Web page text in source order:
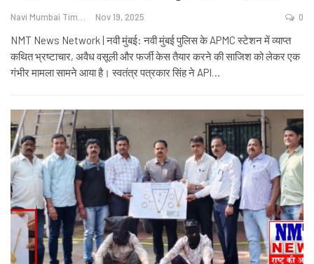
Nov 19, 2025 0
NMT News Network | नवी मुंबई: नवी मुंबई पुलिस के APMC स्टेशन में व्याप्त
कथित भ्रष्टाचार, अवैध वसूली और फर्जी केस तैयार करने की साजिश को लेकर एक
गंभीर मामला सामने आया है। स्वतंत्र पत्रकार सिंह ने API…